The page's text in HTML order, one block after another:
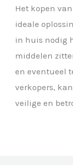
Het kopen
ideale
in huis nodig
middelen
en eventueel
verkopers,
veilige en